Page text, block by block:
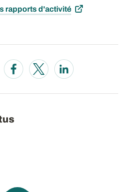
rapports d'activité
Opens in a new window
Opens in a new window
Opens in a new